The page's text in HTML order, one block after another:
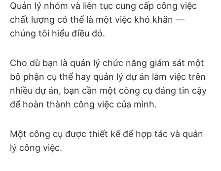
Quản lý nhóm và liên tục cung cấp công việc
chất lượng có thể là một việc khó khăn —
chúng tôi hiểu điều đó.
Cho dù bạn là quản lý chức năng giám sát một
bộ phận cụ thể hay quản lý dự án làm việc trên
nhiều dự án, bạn cần một công cụ đáng tin cậy
để hoàn thành công việc của mình.
Một công cụ được thiết kế để hợp tác và quản
lý công việc.